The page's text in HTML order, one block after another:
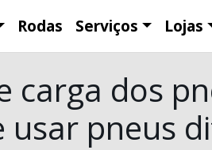
Rodas Serviços Lojas
carga dos
usar pneus